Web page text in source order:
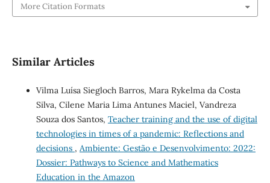
More Citation Formats
Similar Articles
Vilma Luísa Siegloch Barros, Mara Rykelma da Costa
Silva, Cilene Maria Lima Antunes Maciel, Vandreza
Souza dos Santos, Teacher training and the use of digital
technologies in times of a pandemic: Reflections and
decisions , Ambiente: Gestão e Desenvolvimento: 2022:
Dossier: Pathways to Science and Mathematics
Education in the Amazon